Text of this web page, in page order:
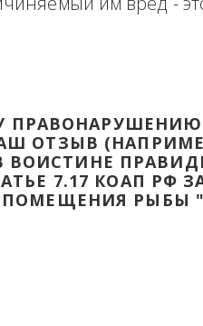
причиняемый